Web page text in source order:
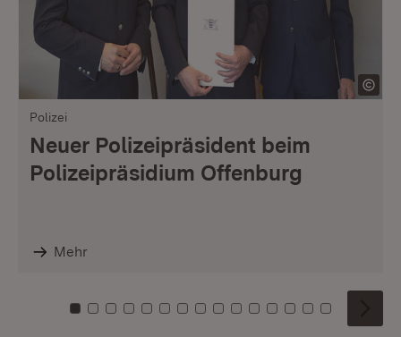
Polizei
Neuer Polizeipräsident beim
Polizeipräsidium Offenburg
Mehr
Zu Kachel: 0
Zu Kachel: 1
Zu Kachel: 2
Zu Kachel: 3
Zu Kachel: 4
Zu Kachel: 5
Zu Kachel: 6
Zu Kachel: 7
Zu Kachel: 8
Zu Kachel: 9
Zu Kachel: 10
Zu Kachel: 11
Zu Kachel: 12
Zu Kachel:
Zu